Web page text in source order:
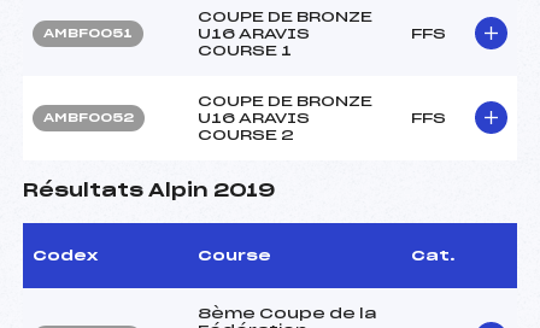
AMBF0051
COUPE DE BRONZE
U16 ARAVIS
COURSE 1
FFS
AMBF0052
COUPE DE BRONZE
U16 ARAVIS
COURSE 2
FFS
Résultats Alpin 2019
Codex Course Cat.
8ème Coupe de la